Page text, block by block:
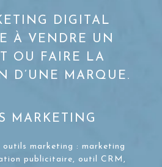
DIGITAL
À VENDRE UN
OU FAIRE LA
D’UNE MARQUE.
MARKETING
outils marketing : marketing
publicitaire, outil CRM,